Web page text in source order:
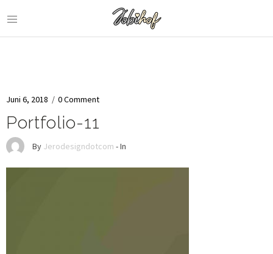
Juni 6, 2018 / 0 Comment
Portfolio-11
By Jerodesigndotcom - In